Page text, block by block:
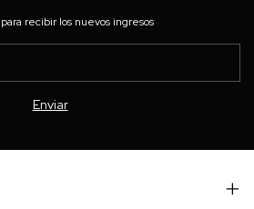
recibir los nuevos ingresos